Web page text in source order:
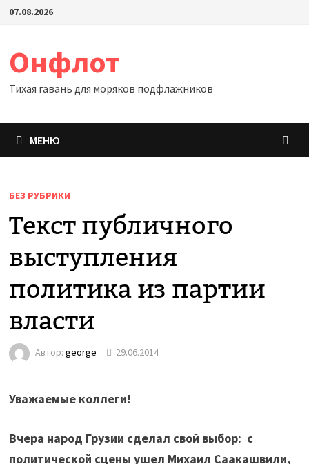
Перейти
07.08.2026
Онфлот
Тихая гавань для моряков подфлажников
МЕНЮ
БЕЗ РУБРИКИ
Текст публичного
выступления
политика из партии
власти
Автор: george 29.06.2014
Уважаемые коллеги!
Вчера народ Грузии сделал свой выбор: с
политической сцены ушел Михаил Саакашвили,